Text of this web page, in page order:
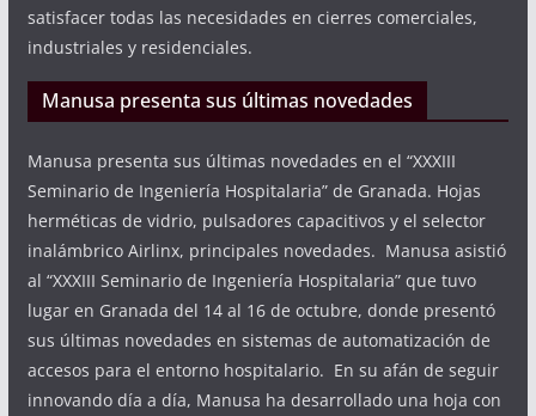
satisfacer todas las necesidades en cierres comerciales,
industriales y residenciales.
Manusa presenta sus últimas novedades
Manusa presenta sus últimas novedades en el “XXXIII
Seminario de Ingeniería Hospitalaria” de Granada. Hojas
herméticas de vidrio, pulsadores capacitivos y el selector
inalámbrico Airlinx, principales novedades. Manusa asistió
al “XXXIII Seminario de Ingeniería Hospitalaria” que tuvo
lugar en Granada del 14 al 16 de octubre, donde presentó
sus últimas novedades en sistemas de automatización de
accesos para el entorno hospitalario. En su afán de seguir
innovando día a día, Manusa ha desarrollado una hoja con